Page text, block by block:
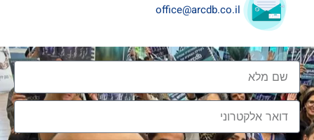
שיתופי פעולה בענף העיצוב והבניה
office@arcdb.co.il